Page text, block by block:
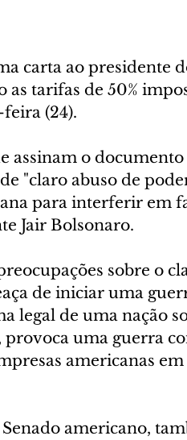
carta ao presidente
tarifas de 50%
(24).
assinam o
"claro abuso de
para interferir em
Jair Bolsonaro.
sobre o
de iniciar uma
legal de uma nação
provoca uma guerra
americanas
americano,